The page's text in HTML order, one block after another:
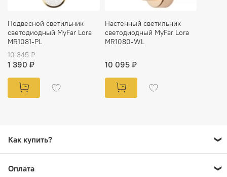
Подвесной светильник
светодиодный MyFar Lora
MR1081-PL
10 345 ₽
1 390 ₽
Настенный светильник
светодиодный MyFar Lora
MR1080-WL
10 095 ₽
Как купить?
заказать. Перейдите на страницу "Корзина" нажмите
Оплата